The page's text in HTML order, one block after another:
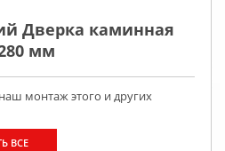
Дверка каминная
мм
монтаж этого и других
ВСЕ